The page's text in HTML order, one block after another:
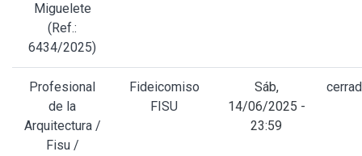
Miguelete
(Ref.:
6434/2025)
Profesional
de la
Arquitectura /
Fisu /
Fideicomiso
FISU
Sáb,
14/06/2025 -
23:59